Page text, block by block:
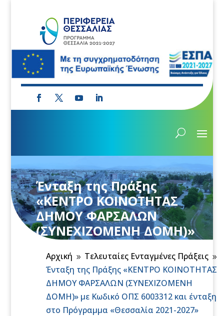
Ένταξη της Πράξης
«ΚΕΝΤΡΟ ΚΟΙΝΟΤΗΤΑΣ
ΔΗΜΟΥ ΦΑΡΣΑΛΩΝ
(ΣΥΝΕΧΙΖΟΜΕΝΗ ΔΟΜΗ)»
με Κωδικό ΟΠΣ 6003312 και
ένταξη στο Πρόγραμμα
«Θεσσαλία 2021-2027»
Αρχική 9 Τελευταίες Ενταγμένες Πράξεις 9
Ένταξη της Πράξης «ΚΕΝΤΡΟ ΚΟΙΝΟΤΗΤΑΣ
ΔΗΜΟΥ ΦΑΡΣΑΛΩΝ (ΣΥΝΕΧΙΖΟΜΕΝΗ
ΔΟΜΗ)» με Κωδικό ΟΠΣ 6003312 και ένταξη
στο Πρόγραμμα «Θεσσαλία 2021-2027»